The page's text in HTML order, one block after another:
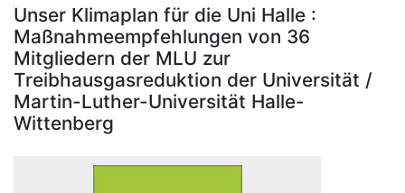
Statistiken
Unser Klimaplan für die Uni Halle :
Maßnahmeempfehlungen von 36
Mitgliedern der MLU zur
Treibhausgasreduktion der Universität /
Martin-Luther-Universität Halle-
Wittenberg